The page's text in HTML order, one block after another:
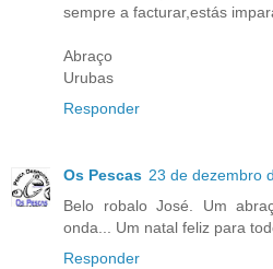
sempre a facturar,estás
Abraço
Urubas
Responder
Os Pescas 23 de dezembro
Belo robalo José. Um
onda... Um natal feliz para
Responder